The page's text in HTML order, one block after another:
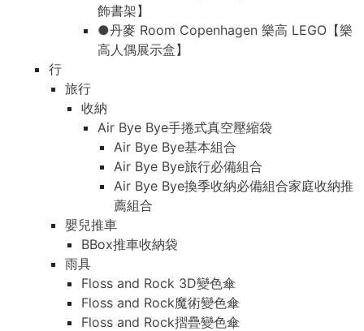
飾書架】
●丹麥 Room Copenhagen 樂高 LEGO【樂
高人偶展示盒】
行
旅行
收納
Air Bye Bye手捲式真空壓縮袋
Air Bye Bye基本組合
Air Bye Bye旅行必備組合
Air Bye Bye換季收納必備組合家庭收納推
薦組合
嬰兒推車
BBox推車收納袋
雨具
Floss and Rock 3D變色傘
Floss and Rock魔術變色傘
Floss and Rock摺疊變色傘